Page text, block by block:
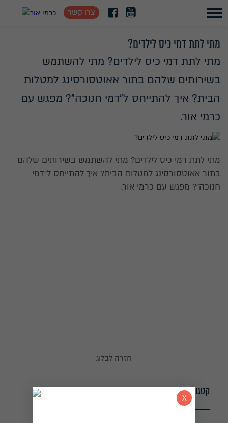
צרו קשר
מתי לתת דמי כיס לילדים?
מתי לתת דמי כיס לילדים? מתי להשתמש
בשירותים שלהם בתור אאוטסורסינג למטלות
הבית? איך להתייחס ל"דמי חנוכה"? מפגש עם
כרמי אור.
מתי לתת דמי כיס לילדים? מתי להשתמש בשירותים שלהם
בתור אאוטסורסינג למטלות הבית? איך להתייחס ל"דמי
חנוכה"? מפגש עם כרמי אור.
חזרה לבלוג
קטגוריות